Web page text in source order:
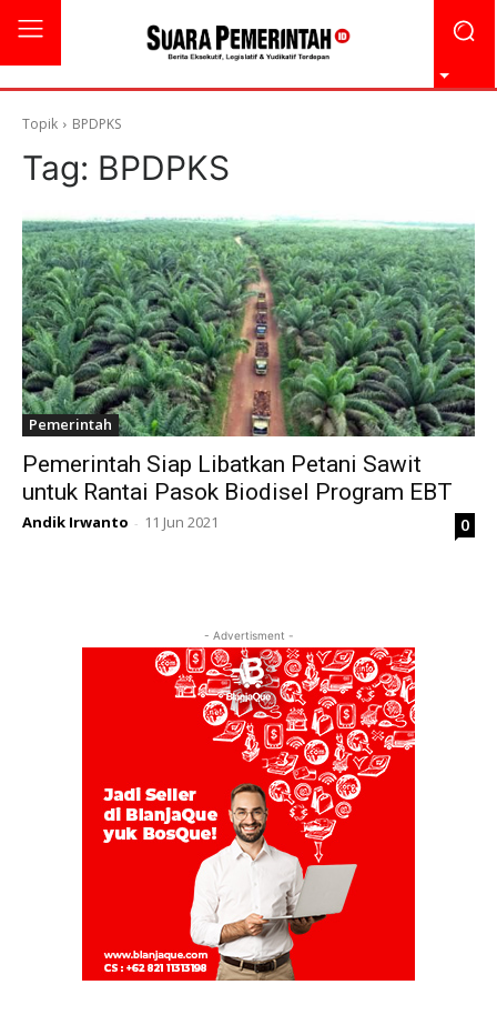
Topik BPDPKS
Tag: BPDPKS
Pemerintah
Pemerintah Siap Libatkan Petani Sawit
untuk Rantai Pasok Biodisel Program EBT
Andik Irwanto - 11 Jun 2021 0
- Advertisment -